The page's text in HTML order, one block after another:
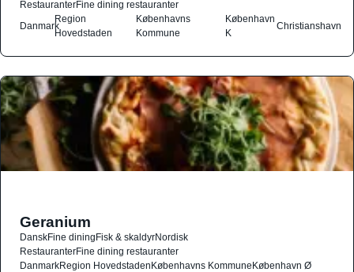
RestauranterFine dining restauranter
Danmark
Region
Hovedstaden
Københavns
Kommune
København
K
Christianshavn
Geranium
DanskFine diningFisk & skaldyrNordisk
RestauranterFine dining restauranter
DanmarkRegion HovedstadenKøbenhavns KommuneKøbenhavn Ø